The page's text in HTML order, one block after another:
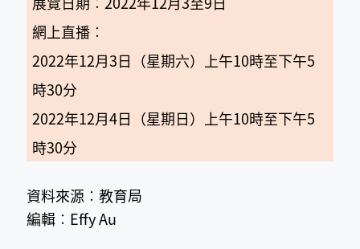
展覽日期︰2022年12月3至9日
網上直播︰
2022年12月3日（星期六）上午10時至下午5
時30分
2022年12月4日
（星期日 ）
上午10時至下午5
時30分
資料來源︰教育局
編輯︰Effy Au